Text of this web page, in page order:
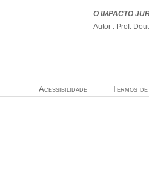
O IMPACTO
Autor : Prof.
Termos
Acessibilidade